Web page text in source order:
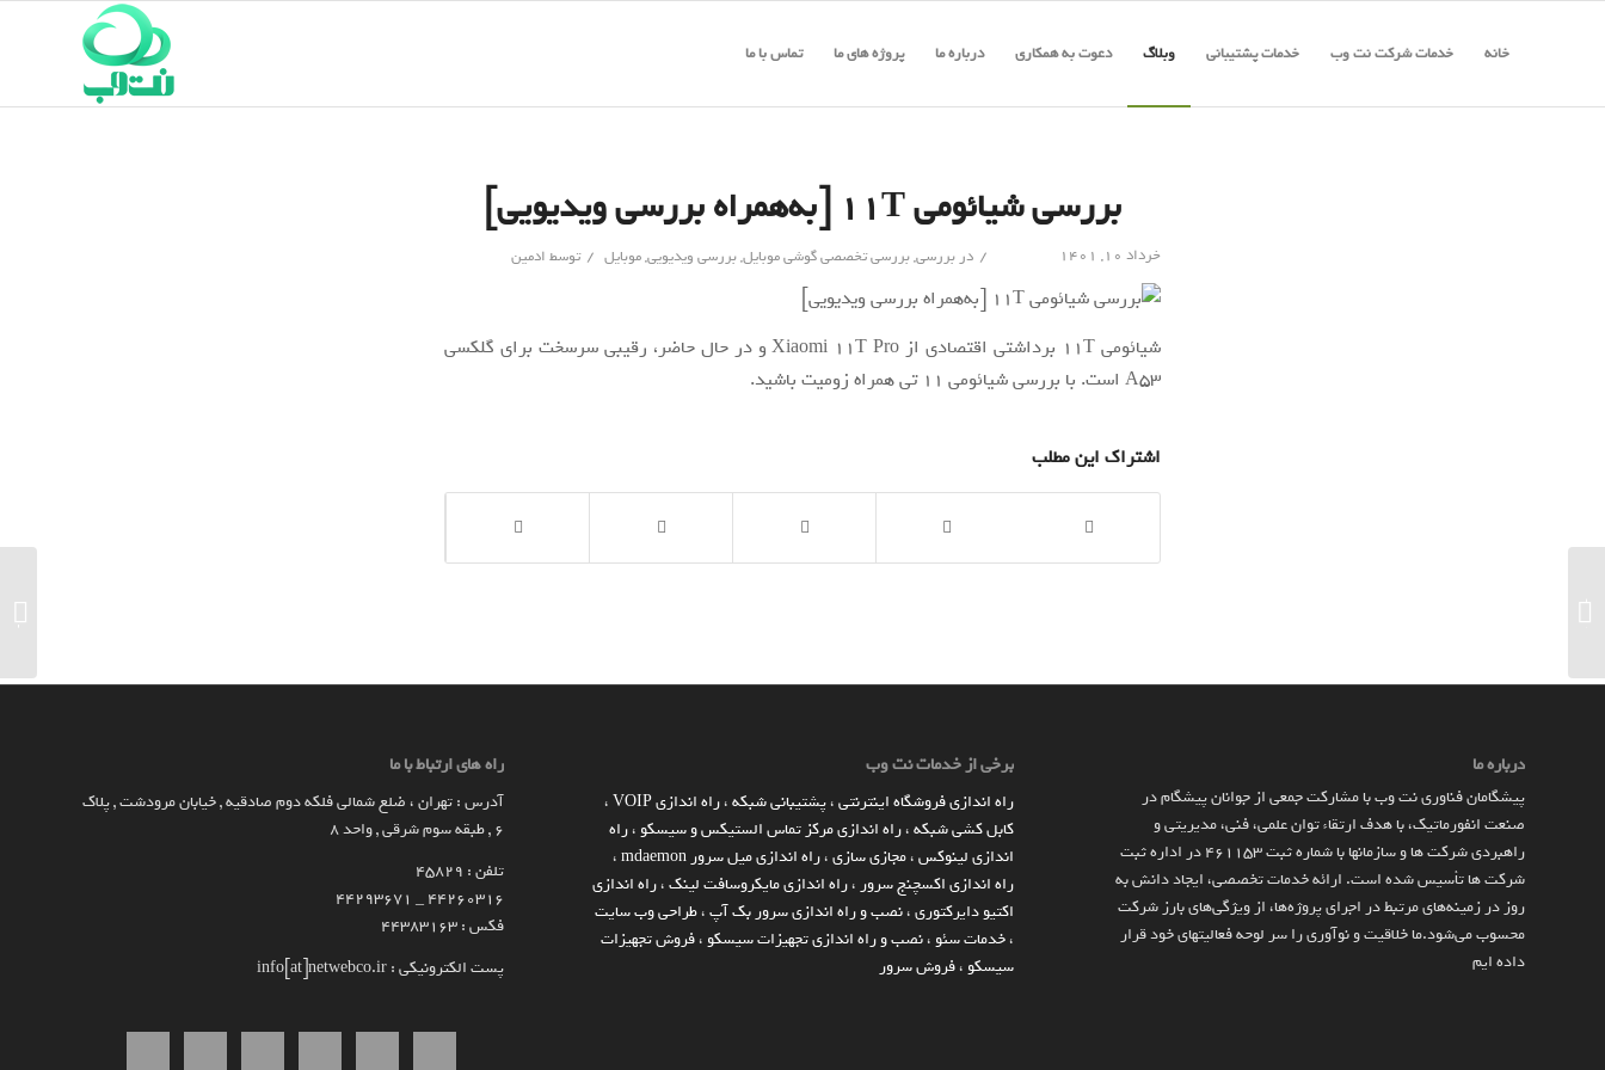
خانه خدمات شرکت نت وب خدمات پشتیبانی وبلاگ دعوت به همکاری درباره ما پروژه های ما تماس با ما
بررسی شیائومی ۱۱T [به‌همراه بررسی ویدیویی]
خرداد ۱۰, ۱۴۰۱ / دربررسی,بررسی تخصصی گوشی موبایل,بررسی ویدیویی,موبایل / توسط ادمین
شیائومی 11T برداشتی اقتصادی از Xiaomi 11T Pro و در حال حاضر، رقیبی سرسخت برای گلکسی
A53 است. با بررسی شیائومی ۱۱ تی همراه زومیت باشید.
اشتراک این مطلب
راه های ارتباط با ما
آدرس : تهران ، ضلع شمالی فلکه دوم صادقیه , خیابان مرودشت , پلاک
۶ , طبقه سوم شرقی , واحد ۸
تلفن : 45829
۴۴۲۶۰۳۱۶ _ 44293671
فکس : 44383163
پست الکترونیکی : info[at]netwebco.ir
برخی از خدمات نت وب
راه اندازي فروشگاه اينترنتي،پشتیبانی شبکه،راه اندازی VOIP
،
کابل کشی شبکه،راه اندازی مرکز تماس الستیکس و سیسکو،راه
اندازی لینوکس،مجازی سازی،راه اندازی میل سرور mdaemon
،
راه اندازی اکسچنج سرور،راه اندازی مایکروسافت لینک،راه اندازی
اکتیو دایرکتوری،نصب و راه اندازی سرور بک آپ،طراحی وب سایت
،خدمات سئو،نصب و راه اندازی تجهیزات سیسکو،فروش تجهیزات
سیسکو،فروش سرور
درباره ما
پیشگامان فناوری نت وب با مشارکت جمعی از جوانان پیشگام در
صنعت انفورماتیک، با هدف ارتقاء توان علمی، فنی، مدیریتی و
راهبردی شرکت ها و سازمان­ها با شماره ثبت 461153 در اداره ثبت
شرکت ها تأسیس شده است. ارائه خدمات تخصصی، ایجاد دانش به‌
روز در زمینه‌های مرتبط در اجرای پروژه‌ها، از ویژگی‌های بارز شرکت
محسوب می‌شود.ما خلاقیت و نوآوری را سر لوحه فعالیتهای خود قرار
داده ایم
۴K HDR سونی، روشنایی ۴۰۰ نیت و قیم...